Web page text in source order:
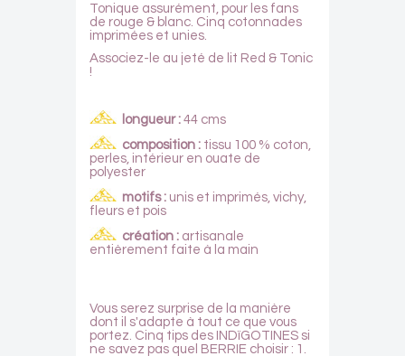
Tonique assurément, pour les fans
de rouge & blanc. Cinq cotonnades
imprimées et unies.
Associez-le au jeté de lit Red & Tonic
!
longueur : 44 cms
composition : tissu 100 % coton,
perles, intérieur en ouate de
polyester
motifs : unis et imprimés, vichy,
fleurs et pois
création : artisanale
entièrement faite à la main
Vous serez surprise de la manière
dont il s'adapte à tout ce que vous
portez. Cinq tips des INDïGOTINES si
ne savez pas quel BERRIE choisir : 1.